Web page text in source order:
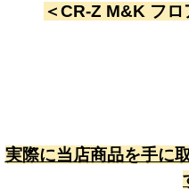
＜CR-Z M&K フ
実際に当店商品を手に